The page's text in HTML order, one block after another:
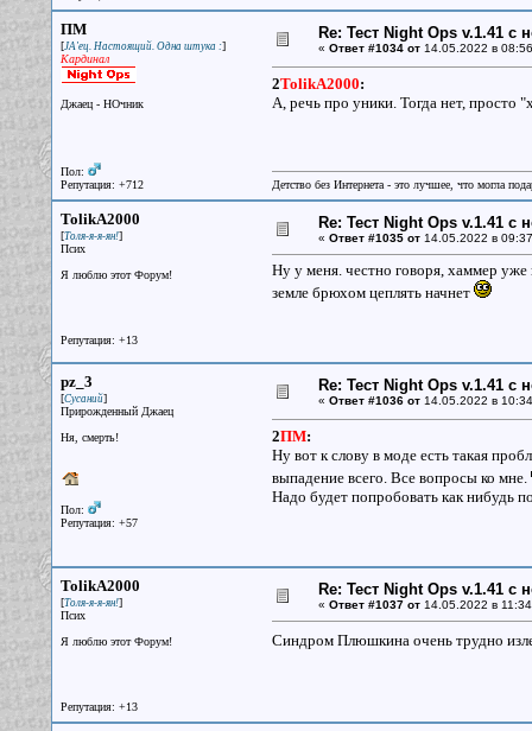
ПМ
[JA'ец. Настоящий. Одна штука :]
Кардинал
Джаец - НОчник
Пол:
Репутация: +712
Re: Тест Night Ops v.1.41 с
« Ответ #1034 от14.05.2022 в
2TolikA2000:
А, речь про уники. Тогда нет, просто
Детство без Интернета - это лучшее, что могла
TolikA2000
[Толя-я-я-ян!]
Псих
Я люблю этот Форум!
Репутация: +13
Re: Тест Night Ops v.1.41 с
« Ответ #1035 от14.05.2022 в
Ну у меня. честно говоря, хаммер
земле брюхом цеплять начнет
pz_3
[Сусаний]
Прирожденный Джаец
Ня, смерть!
Пол:
Репутация: +57
Re: Тест Night Ops v.1.41 с
« Ответ #1036 от14.05.2022 в
2ПМ:
Ну вот к слову в моде есть такая
выпадение всего. Все вопросы ко мне.
Надо будет попробовать как нибудь
TolikA2000
[Толя-я-я-ян!]
Псих
Я люблю этот Форум!
Репутация: +13
Re: Тест Night Ops v.1.41 с
« Ответ #1037 от14.05.2022 в
Синдром Плюшкина очень трудно